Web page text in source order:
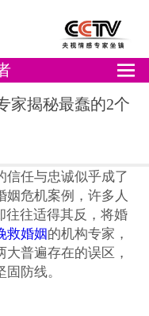
家揭秘最蠢的2个
信任与忠诚似乎成了
危机案例，许多人
往往适得其反，将婚
救婚姻的机构专家，
普遍存在的误区，
防线。